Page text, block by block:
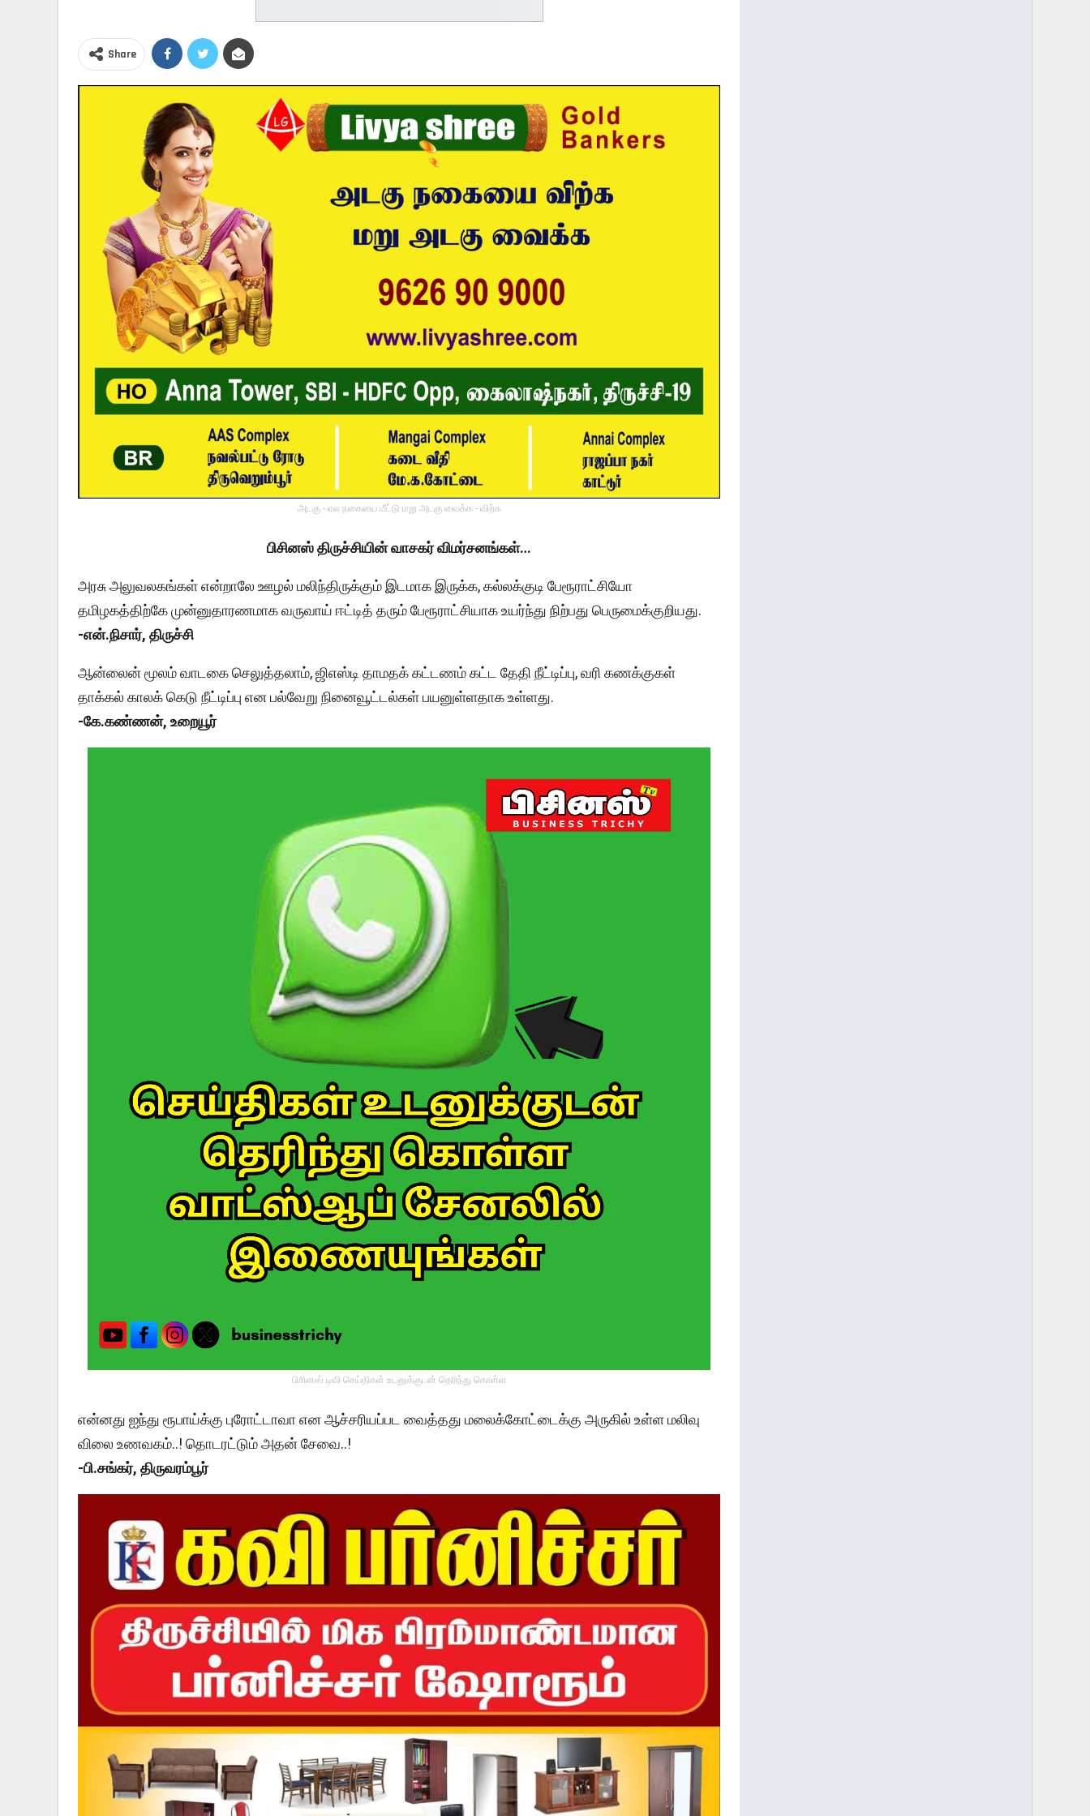
Share
அடகு - ஏல நகையை மீட்டு மறு அடகு வைக்க - விற்க
பிசினஸ் திருச்சியின் வாசகர் விமர்சனங்கள்…
அரசு அலுவலகங்கள் என்றாலே ஊழல் மலிந்திருக்கும் இடமாக இருக்க, கல்லக்குடி பேரூராட்சியோ
தமிழகத்திற்கே முன்னுதாரணமாக வருவாய் ஈட்டித் தரும் பேரூராட்சியாக உயர்ந்து நிற்பது பெருமைக்குறியது.
-என்.நிசார், திருச்சி
ஆன்லைன் மூலம் வாடகை செலுத்தலாம், ஜிஎஸ்டி தாமதக் கட்டணம் கட்ட தேதி நீட்டிப்பு, வரி கணக்குகள்
தாக்கல் காலக் கெடு நீட்டிப்பு என பல்வேறு நினைவூட்டல்கள் பயனுள்ளதாக உள்ளது.
-கே.கண்ணன், உறையூர்
பிசினஸ் டிவி செய்திகள் உடனுக்குடன் தெரிந்து கொள்ள
என்னது ஐந்து ரூபாய்க்கு புரோட்டாவா என ஆச்சரியப்பட வைத்தது மலைக்கோட்டைக்கு அருகில் உள்ள மலிவு
விலை உணவகம்..! தொடரட்டும் அதன் சேவை..!
-பி.சங்கர், திருவரம்பூர்